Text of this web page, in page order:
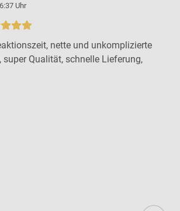
Uhr
nette und unkomplizierte
Qualität, schnelle Lieferung,